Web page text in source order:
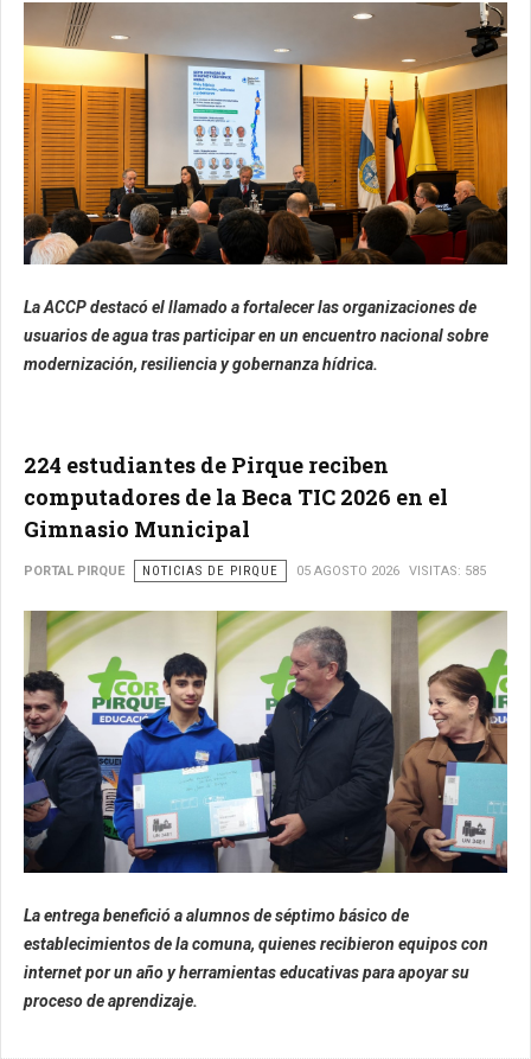
La ACCP destacó el llamado a fortalecer las organizaciones de
usuarios de agua tras participar en un encuentro nacional sobre
modernización, resiliencia y gobernanza hídrica.
224 estudiantes de Pirque reciben
computadores de la Beca TIC 2026 en el
Gimnasio Municipal
PORTAL PIRQUE NOTICIAS DE PIRQUE 05 AGOSTO 2026 VISITAS: 585
La entrega benefició a alumnos de séptimo básico de
establecimientos de la comuna, quienes recibieron equipos con
internet por un año y herramientas educativas para apoyar su
proceso de aprendizaje.